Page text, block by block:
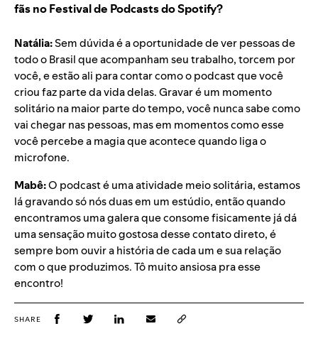
fãs no Festival de Podcasts do Spotify?
Natália:Sem dúvida é a oportunidade de ver pessoas de
todo o Brasil que acompanham seu trabalho, torcem por
você, e estão ali para contar como o podcast que você
criou faz parte da vida delas. Gravar é um momento
solitário na maior parte do tempo, você nunca sabe como
vai chegar nas pessoas, mas em momentos como esse
você percebe a magia que acontece quando liga o
microfone.
Mabê:O podcast é uma atividade meio solitária, estamos
lá gravando só nós duas em um estúdio, então quando
encontramos uma galera que consome fisicamente já dá
uma sensação muito gostosa desse contato direto, é
sempre bom ouvir a história de cada um e sua relação
com o que produzimos. Tô muito ansiosa pra esse
encontro!
SHARE